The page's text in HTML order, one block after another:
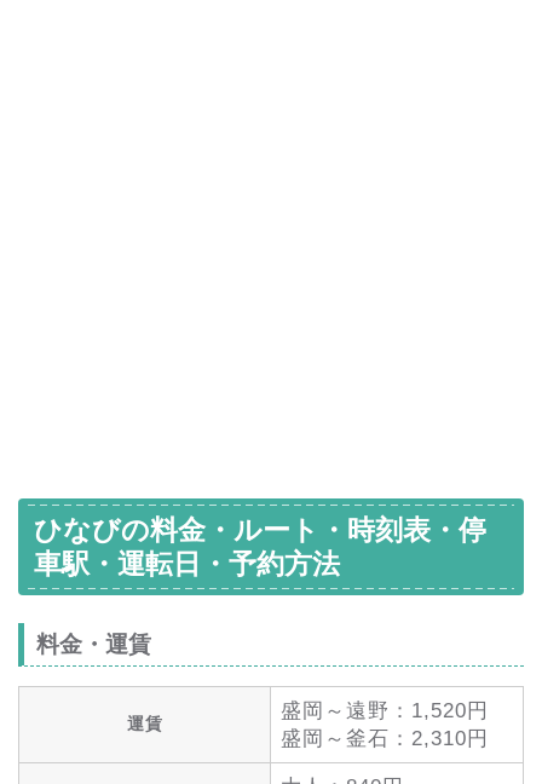
ひなびの料金・ルート・時刻表・停
車駅・運転日・予約方法
料金・運賃
運賃
盛岡～遠野：1,520円
盛岡～釜石：2,310円